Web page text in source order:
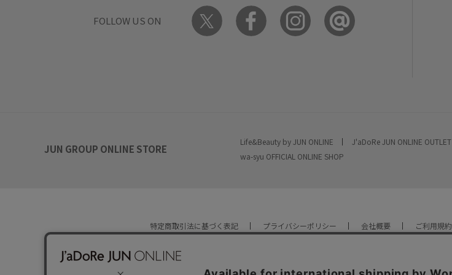
FOLLOW US ON
JUN GROUP ONLINE STORE
Life&Beauty by JUN ONLINE J'aDoRe JUN ONLINE OUTLET
wa-syu OFFICIAL ONLINE SHOP
特定商取引法に基づく表記 プライバシーポリシー 会社概要 ご利用規約